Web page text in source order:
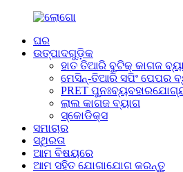
ଘର
ଉତ୍ପାଦଗୁଡ଼ିକ
ହାତ ତିଆରି ବୁଟିକ୍ କାଗଜ
ମେସିନ୍-ତିଆରି ସପିଂ ପେପର
PRET
ଲାଲ କାଗଜ ବ୍ୟାଗ
ସ୍କୋଡିକ୍ସ
ସମାଚାର
ସ୍ଥିରତା
ଆମ ବିଷୟରେ
ଆମ ସହିତ ଯୋଗାଯୋଗ କରନ୍ତୁ